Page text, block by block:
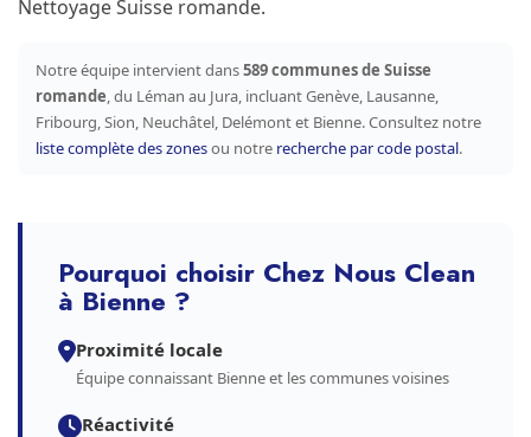
Nettoyage Suisse romande.
Notre équipe intervient dans589 communes de Suisse
romande, du Léman au Jura, incluant Genève, Lausanne,
Fribourg, Sion, Neuchâtel, Delémont et Bienne. Consultez notre
liste complète des zonesou notre recherche par code postal.
Pourquoi choisir Chez Nous Clean
à Bienne ?
Proximité locale
Équipe connaissant Bienne et les communes voisines
Réactivité